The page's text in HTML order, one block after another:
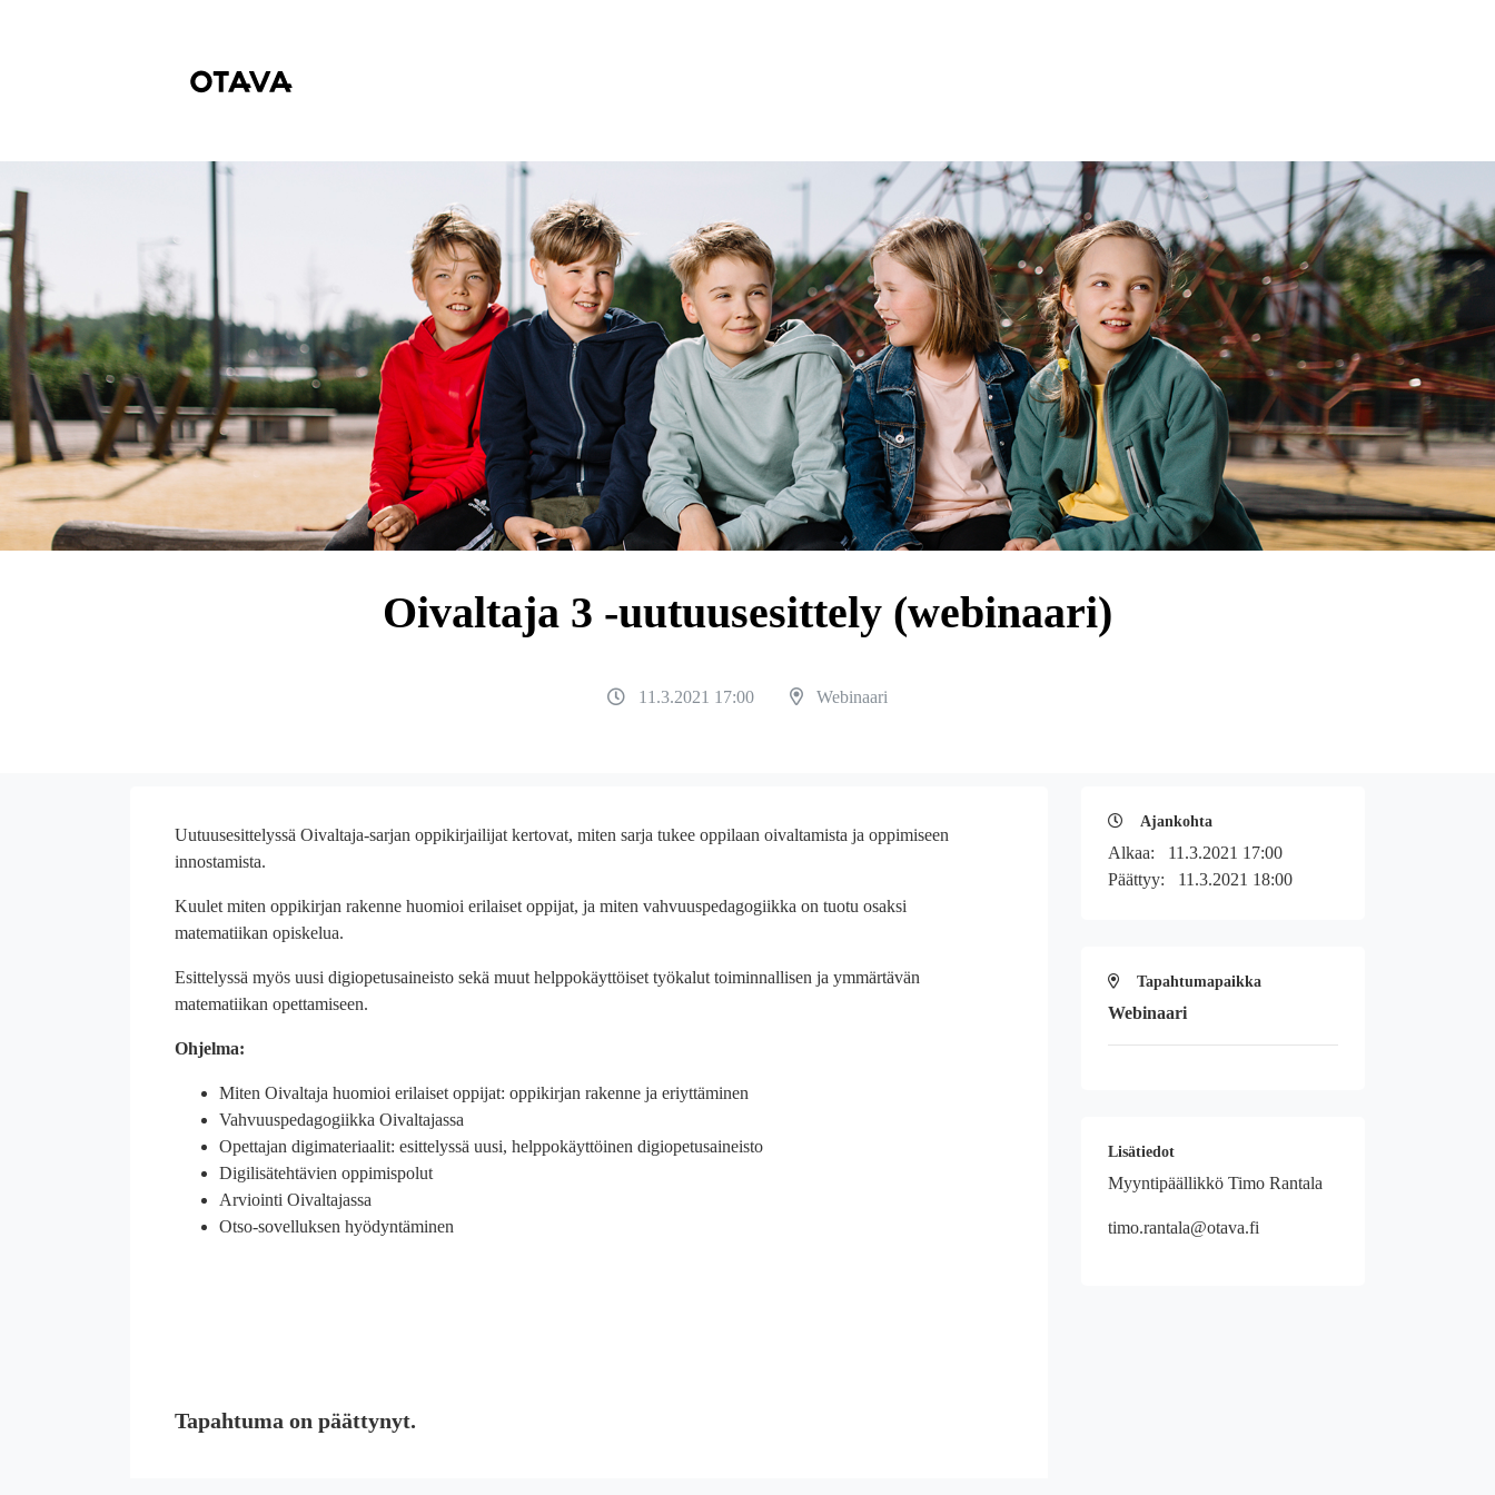
Oivaltaja 3 -uutuusesittely (webinaari)
11.3.2021 17:00 Webinaari
Uutuusesittelyssä Oivaltaja-sarjan oppikirjailijat kertovat, miten sarja tukee oppilaan oivaltamista ja oppimiseen
innostamista.
Kuulet miten oppikirjan rakenne huomioi erilaiset oppijat, ja miten vahvuuspedagogiikka on tuotu osaksi
matematiikan opiskelua.
Esittelyssä myös uusi digiopetusaineisto sekä muut helppokäyttöiset työkalut toiminnallisen ja ymmärtävän
matematiikan opettamiseen.
Ohjelma:
Miten Oivaltaja huomioi erilaiset oppijat: oppikirjan rakenne ja eriyttäminen
Vahvuuspedagogiikka Oivaltajassa
Opettajan digimateriaalit: esittelyssä uusi, helppokäyttöinen digiopetusaineisto
Digilisätehtävien oppimispolut
Arviointi Oivaltajassa
Otso-sovelluksen hyödyntäminen
Tapahtuma on päättynyt.
Ajankohta
Alkaa: 11.3.2021 17:00
Päättyy: 11.3.2021 18:00
Tapahtumapaikka
Webinaari
Lisätiedot
Myyntipäällikkö Timo Rantala
timo.rantala@otava.fi